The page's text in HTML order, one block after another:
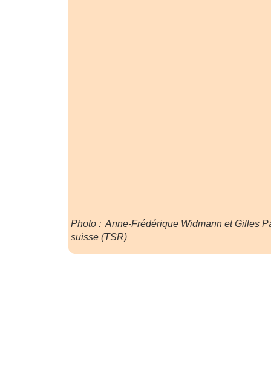
Photo : Anne-Frédérique Widmann et Gilles
suisse (TSR)